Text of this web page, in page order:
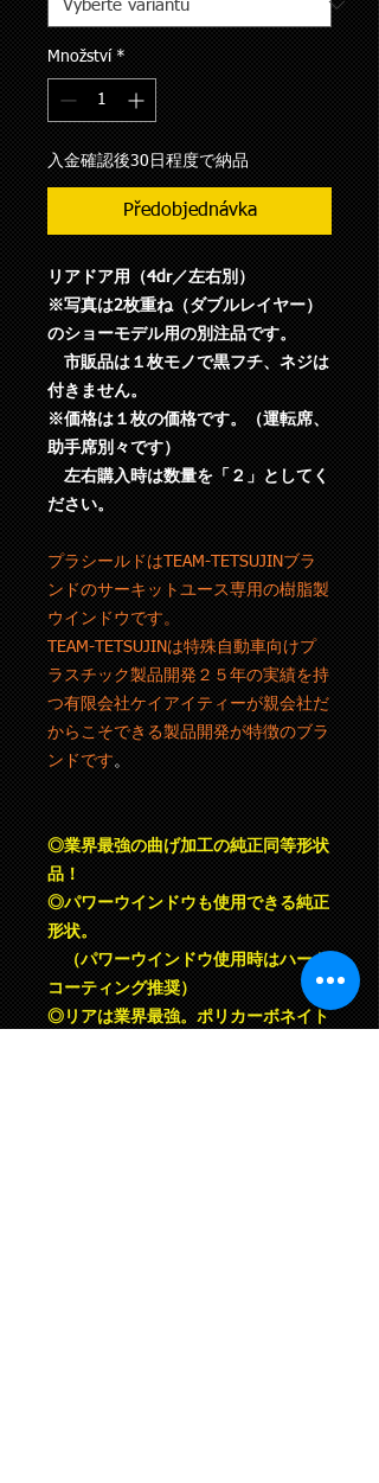
Množství *
入金確認後30日程度で納品
Předobjednávka
リアドア用（4dr／左右別）
※写真は2枚重ね（ダブルレイヤー）
のショーモデル用の別注品です。
市販品は１枚モノで黒フチ、ネジは
付きません。
※価格は１枚の価格です。（運転席、
助手席別々です）
左右購入時は数量を「２」としてく
ださい。
プラシールドはTEAM-TETSUJINブラ
ンドのサーキットユース専用の樹脂製
ウインドウです。
TEAM-TETSUJINは特殊自動車向けプ
ラスチック製品開発２５年の実績を持
つ有限会社ケイアイティーが親会社だ
からこそできる製品開発が特徴のブラ
ンドです 。
◎業界最強の曲げ加工の純正同等形状
品！
◎パワーウインドウも使用できる純正
形状。
（パワーウインドウ使用時はハード
コーティング推奨）
◎リアは業界最強。ポリカーボネイト